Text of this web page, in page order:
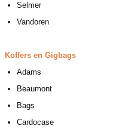
Selmer
Vandoren
Koffers en Gigbags​
Adams
Beaumont
Bags
Cardocase